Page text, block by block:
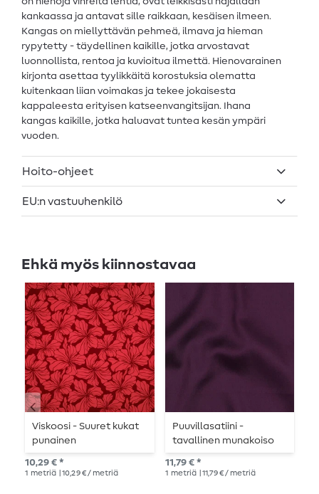
kankaassa ja antavat sille raikkaan, kesäisen ilmeen.
Kangas on miellyttävän pehmeä, ilmava ja hieman
rypytetty - täydellinen kaikille, jotka arvostavat
luonnollista, rentoa ja kuvioitua ilmettä. Hienovarainen
kirjonta asettaa tyylikkäitä korostuksia olematta
kuitenkaan liian voimakas ja tekee jokaisesta
kappaleesta erityisen katseenvangitsijan. Ihana
kangas kaikille, jotka haluavat tuntea kesän ympäri
vuoden.
Hoito-ohjeet
EU:n vastuuhenkilö
Ehkä myös kiinnostavaa
Viskoosi - Suuret kukat
punainen
10,29 € *
1 metriä | 10,29 € / metriä
Puuvillasatiini -
tavallinen munakoiso
11,79 € *
1 metriä | 11,79 € / metriä